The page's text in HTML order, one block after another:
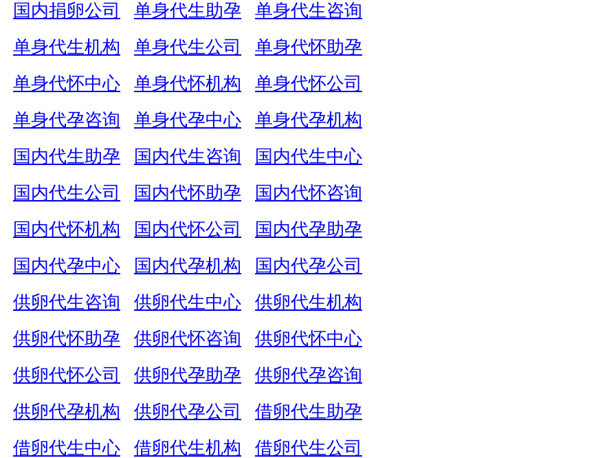
国内捐卵公司 单身代生助孕
单身代生咨询
单身代生机构 单身代生公司
单身代怀助孕
单身代怀中心 单身代怀机构
单身代怀公司
单身代孕咨询 单身代孕中心
单身代孕机构
国内代生助孕 国内代生咨询
国内代生中心
国内代生公司 国内代怀助孕
国内代怀咨询
国内代怀机构 国内代怀公司
国内代孕助孕
国内代孕中心 国内代孕机构
国内代孕公司
供卵代生咨询 供卵代生中心
供卵代生机构
供卵代怀助孕 供卵代怀咨询
供卵代怀中心
供卵代怀公司 供卵代孕助孕
供卵代孕咨询
供卵代孕机构 供卵代孕公司
借卵代生助孕
借卵代生中心 借卵代生机构
借卵代生公司